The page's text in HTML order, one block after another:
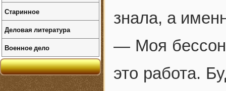
знала, а
— Моя
это работа.
Старинное
Деловая литература
Военное дело